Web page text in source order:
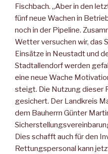
Fischbach. „Aber in den
fünf neue Wachen in
noch in der Pipeline.
Wetter versuchen wir, das
Einsätze in Neustadt und
Stadtallendorf werden
eine neue Wache
steigt. Die Nutzung dieser
gesichert. Der Landkreis
dem Bauherrn Günter
Dies schafft auch für den
Rettungspersonal kann